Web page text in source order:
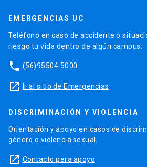
EMERGENCIAS UC
Teléfono en caso de accidente o
riesgo tu vida dentro de algún campus.
phone (56)95504 5000
launch Ir al sitio de Emergencias
DISCRIMINACIÓN Y VIOLENCIA
Orientación y apoyo en casos de
género o violencia sexual.
launch Contacto para apoyo